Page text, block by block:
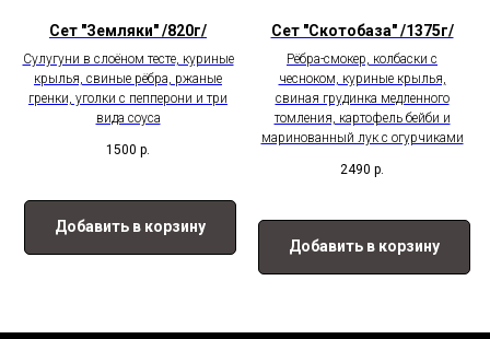
Сет "Земляки" /820г/
Сулугуни в слоёном тесте, куриные
крылья, свиные рёбра, ржаные
гренки, уголки с пепперони и три
вида соуса
1500 р.
Добавить в корзину
Сет "Скотобаза" /1375г/
Рёбра-смокер, колбаски с
чесноком, куриные крылья,
свиная грудинка медленного
томления, картофель бейби и
маринованный лук с огурчиками
2490 р.
Добавить в корзину